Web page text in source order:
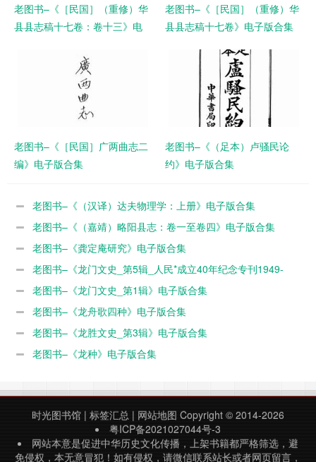
老图书–《［民国］（重修）华
县县志稿十七卷：卷十三》电
老图书–《［民国］（重修）华
县县志稿十七卷》电子版合集
老图书–《［民国］广两曲志二
编》电子版合集
老图书–《（足本）卢骚民论
约》电子版合集
老图书–《（汉译）达夫物理学：上册》电子版合集
老图书–《（嘉靖）略阳县志：卷一至卷四》电子版合集
老图书–《龚定庵研究》电子版合集
老图书–《龙门文史_第5辑_人民*成立40年纪念专刊1949-
1989》电子版合集
老图书–《龙门文史_第1辑》电子版合集
老图书–《龙舟歌四种》电子版合集
老图书–《龙胜文史_第3辑》电子版合集
老图书–《龙种》电子版合集
时光图书馆 | 标签汇总 | 网站地图 Copyright © 2014-2026
粤ICP备2021027044号-3
网站本意是促进中华历史文化传播，上架书籍都严格筛选，避
免侵权，本无意冒犯！如有侵权，请微信联系站长或者网页留言，